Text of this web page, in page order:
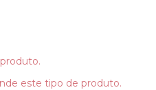
este tipo de produto.